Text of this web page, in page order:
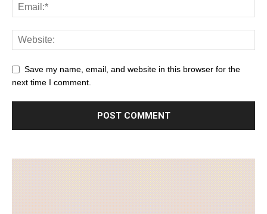
Save my name, email, and website in this browser for the
next time I comment.